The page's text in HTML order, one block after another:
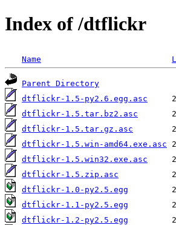
Index of /dtflickr
Name
Parent Directory
dtflickr-1.5-py2.6.egg.asc
dtflickr-1.5.tar.bz2.asc
dtflickr-1.5.tar.gz.asc
dtflickr-1.5.win-amd64.exe.asc
dtflickr-1.5.win32.exe.asc
dtflickr-1.5.zip.asc
dtflickr-1.0-py2.5.egg
dtflickr-1.1-py2.5.egg
dtflickr-1.2-py2.5.egg